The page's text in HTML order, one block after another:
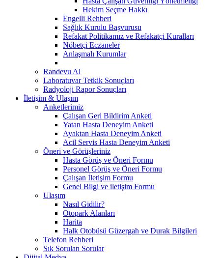
Hekim Seçme Hakkı
Engelli Rehberi
Sağlık Kurulu Başvurusu
Refakat Politikamız ve Refakatçi Kuralları
Nöbetçi Eczaneler
Anlaşmalı Kurumlar
Randevu Al
Laboratuvar Tetkik Sonuçları
Radyoloji Rapor Sonuçları
İletişim & Ulaşım
Anketlerimiz
Çalışan Geri Bildirim Anketi
Yatan Hasta Deneyim Anketi
Ayaktan Hasta Deneyim Anketi
Acil Servis Hasta Deneyim Anketi
Öneri ve Görüşleriniz
Hasta Görüş ve Öneri Formu
Personel Görüş ve Öneri Formu
Çalışan İletişim Formu
Genel Bilgi ve iletişim Formu
Ulaşım
Nasıl Gidilir?
Otopark Alanları
Harita
Halk Otobüsü Güzergah ve Durak Bilgileri
Telefon Rehberi
Sık Sorulan Sorular